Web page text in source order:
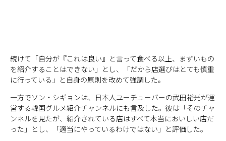
続けて「自分が『これは良い』と言って食べる以上、まずいもの
を紹介することはできない」とし、「だから店選びはとても慎重
に行っている」と自身の原則を改めて強調した。
一方でソン・シギョンは、日本人ユーチューバーの武田裕光が運
営する韓国グルメ紹介チャンネルにも言及した。彼は「そのチャ
ンネルを見たが、紹介されている店はすべて本当においしい店だ
った」とし、「適当にやっているわけではない」と評価した。